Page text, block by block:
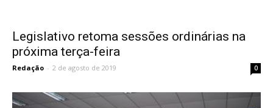
Legislativo retoma sessões ordinárias na
próxima terça-feira
Redação - 2 de agosto de 2019 0